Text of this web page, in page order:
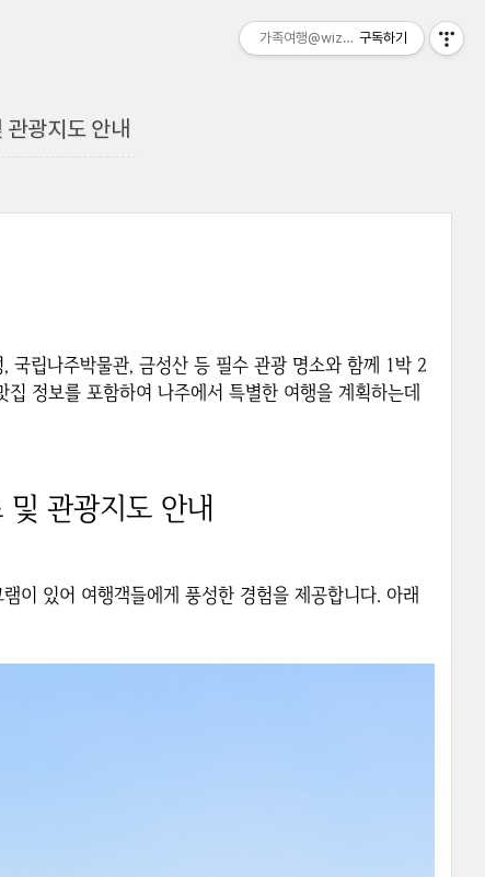
광지도 안내
국립나주박물관, 금성산 등 필수 관광 명소와 함께 1박 2
정보를 포함하여 나주에서 특별한 여행을 계획하는데
관광지도 안내
이 있어 여행객들에게 풍성한 경험을 제공합니다. 아래
가족여행@wizztour구독하기